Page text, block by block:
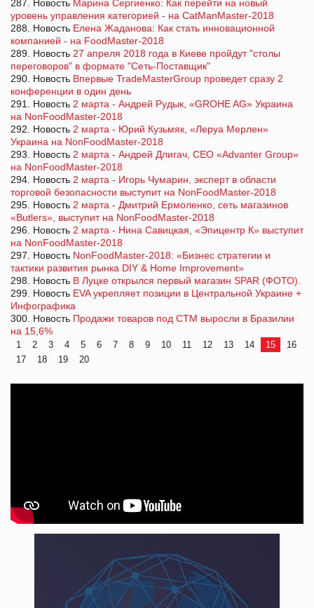
287. Новость Марина Сергиенко: Как перейти на новый
уровень управления категорией - на CatManMaster-2018
288. Новость Елена Жаданова: Как стать инновационной
компанией - на FoodMaster-2018
289. Новость 27 апреля 2018 года в Киеве пройдут "столы
переговоров" в формате "Сеть-Поставщик"
290. Новость Впервые TradeMasterGroup проведет сразу 2
конференции в один день
291. Новость 2 марта - Андрей Рудык, «GROHE AG» Украина
на NonFoodMaster-2018
292. Новость 2 марта - Юрий Кузьмяк, «Леруа Мерлен»
Украина на NonFoodMaster-2018
293. Новость 2 марта - Андрей Длигач, CEO «Advanter Group»
на NonFoodMaster-2018
294. Новость 2 марта - Игорь Чумарин, эксперт в области
торговой безопасности выступит на NonFoodMaster-2018
295. Новость 2 марта - Дмитрий Ермоленко, сеть магазинов
«Butlers», выступит на NonFoodMaster-2018
296. Новость 2 марта - Нина Савицкая, «Эпицентр К» выступит
на NonFoodMaster-2018
297. Новость NonFoodMaster-2018: «Бизнес стратегии и
тактики развития рынка DIY & Home Improvement»
298. Новость В Луцке открылся первый магазин SPAR (ФОТО).
299. Новость EVA укрепляет позиции в Центральной Украине +
Инфографика
300. Новость Продажи товаров под СТМ выросли в Бразилии
на 15,6%
1 2 3 4 5 6 7 8 9 10 11 12 13 14 15
16
17
18 19 20